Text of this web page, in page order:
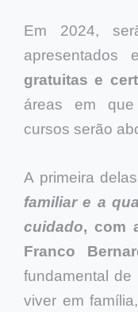
Em 2024,
apresentados
gratuitas e
áreas em
cursos serão
A primeira
familiar e a
cuidado, com
Franco
fundamental
viver em